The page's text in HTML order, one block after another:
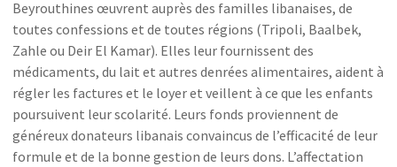
Beyrouthines œuvrent auprès des familles libanaises, de
toutes confessions et de toutes régions (Tripoli, Baalbek,
Zahle ou Deir El Kamar). Elles leur fournissent des
médicaments, du lait et autres denrées alimentaires, aident à
régler les factures et le loyer et veillent à ce que les enfants
poursuivent leur scolarité. Leurs fonds proviennent de
généreux donateurs libanais convaincus de l’efficacité de leur
formule et de la bonne gestion de leurs dons. L’affectation